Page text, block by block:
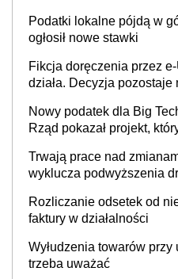
cywilnoprawnej jedynym
Podatki lokalne pójdą w
ogłosił nowe stawki
Fikcja doręczenia przez
działa. Decyzja pozostaje
Nowy podatek dla Big
Rząd pokazał projekt,
Trwają prace nad
wyklucza podwyższenia
Rozliczanie odsetek od
faktury w działalności
Wyłudzenia towarów
trzeba uważać